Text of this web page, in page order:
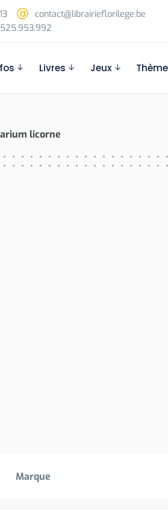
contact@librairieflorilege.be
Livres Jeux
licorne
Marque